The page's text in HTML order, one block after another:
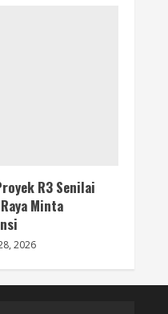
R3 Senilai
Minta
2026